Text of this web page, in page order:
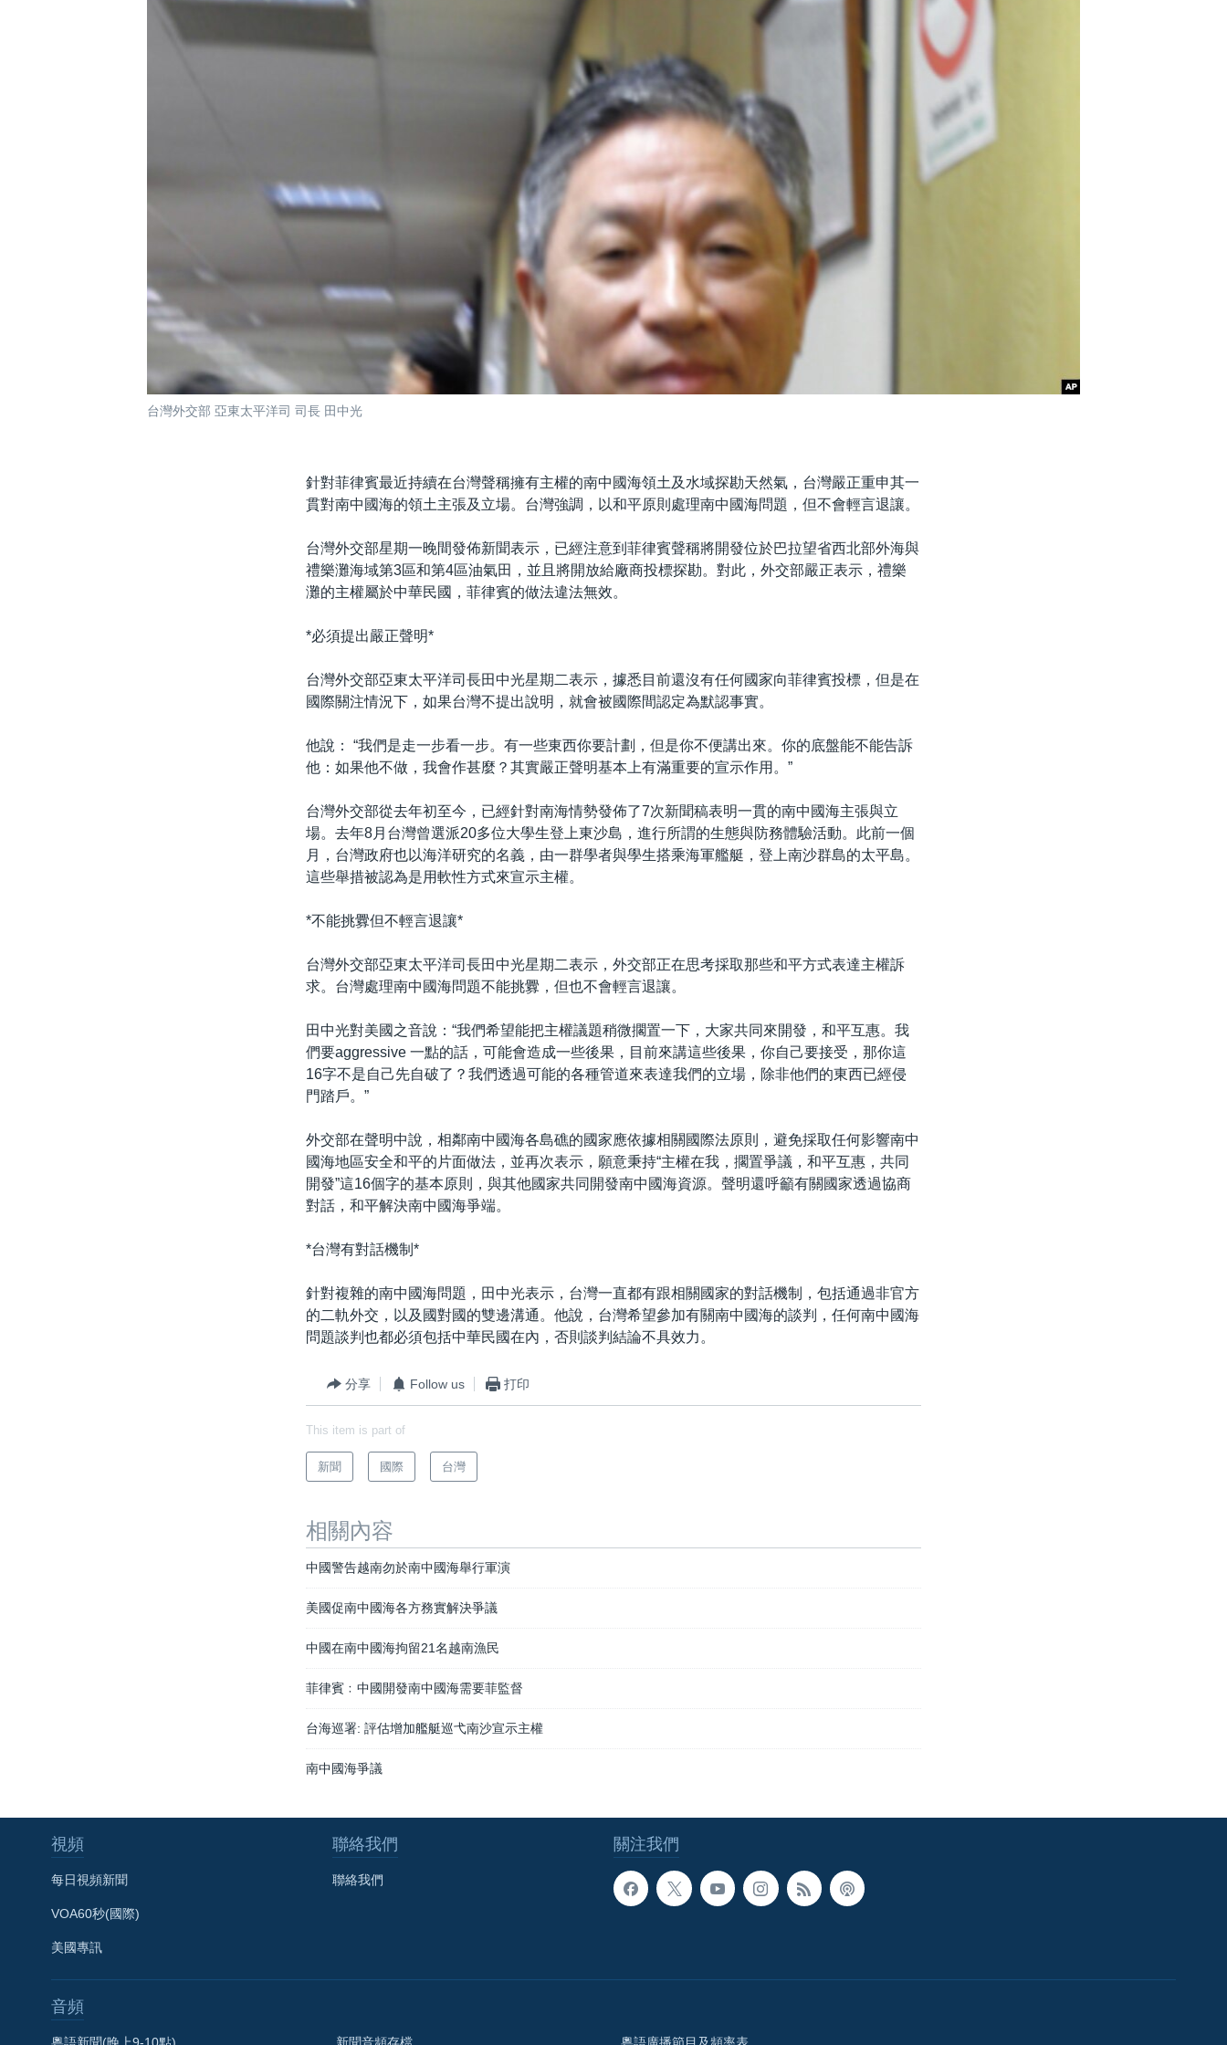
台灣外交部 亞東太平洋司 司長 田中光
針對菲律賓最近持續在台灣聲稱擁有主權的南中國海領土及水域探勘天然氣，台灣嚴正重申其一
貫對南中國海的領土主張及立場。台灣強調，以和平原則處理南中國海問題，但不會輕言退讓。
台灣外交部星期一晚間發佈新聞表示，已經注意到菲律賓聲稱將開發位於巴拉望省西北部外海與
禮樂灘海域第3區和第4區油氣田，並且將開放給廠商投標探勘。對此，外交部嚴正表示，禮樂
灘的主權屬於中華民國，菲律賓的做法違法無效。
*必須提出嚴正聲明*
台灣外交部亞東太平洋司長田中光星期二表示，據悉目前還沒有任何國家向菲律賓投標，但是在
國際關注情況下，如果台灣不提出說明，就會被國際間認定為默認事實。
他說： “我們是走一步看一步。有一些東西你要計劃，但是你不便講出來。你的底盤能不能告訴
他：如果他不做，我會作甚麼？其實嚴正聲明基本上有滿重要的宣示作用。”
台灣外交部從去年初至今，已經針對南海情勢發佈了7次新聞稿表明一貫的南中國海主張與立
場。去年8月台灣曾選派20多位大學生登上東沙島，進行所謂的生態與防務體驗活動。此前一個
月，台灣政府也以海洋研究的名義，由一群學者與學生搭乘海軍艦艇，登上南沙群島的太平島。
這些舉措被認為是用軟性方式來宣示主權。
*不能挑釁但不輕言退讓*
台灣外交部亞東太平洋司長田中光星期二表示，外交部正在思考採取那些和平方式表達主權訴
求。台灣處理南中國海問題不能挑釁，但也不會輕言退讓。
田中光對美國之音說：“我們希望能把主權議題稍微擱置一下，大家共同來開發，和平互惠。我
們要aggressive 一點的話，可能會造成一些後果，目前來講這些後果，你自己要接受，那你這
16字不是自己先自破了？我們透過可能的各種管道來表達我們的立場，除非他們的東西已經侵
門踏戶。”
外交部在聲明中說，相鄰南中國海各島礁的國家應依據相關國際法原則，避免採取任何影響南中
國海地區安全和平的片面做法，並再次表示，願意秉持“主權在我，擱置爭議，和平互惠，共同
開發”這16個字的基本原則，與其他國家共同開發南中國海資源。聲明還呼籲有關國家透過協商
對話，和平解決南中國海爭端。
*台灣有對話機制*
針對複雜的南中國海問題，田中光表示，台灣一直都有跟相關國家的對話機制，包括通過非官方
的二軌外交，以及國對國的雙邊溝通。他說，台灣希望參加有關南中國海的談判，任何南中國海
問題談判也都必須包括中華民國在內，否則談判結論不具效力。
分享 Follow us 打印
This item is part of
新聞 國際 台灣
相關內容
中國警告越南勿於南中國海舉行軍演
美國促南中國海各方務實解決爭議
中國在南中國海拘留21名越南漁民
菲律賓﹕中國開發南中國海需要菲監督
台海巡署: 評估增加艦艇巡弋南沙宣示主權
南中國海爭議
關注我們
視頻
每日視頻新聞
VOA60秒(國際)
美國專訊
聯絡我們
聯絡我們
音頻